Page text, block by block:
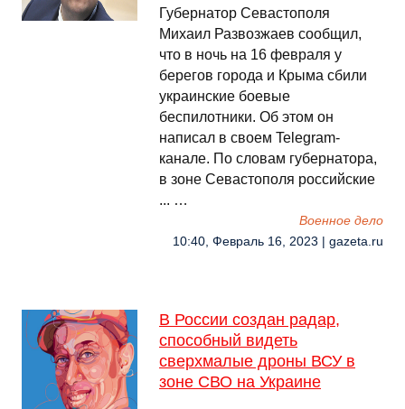
Губернатор Севастополя
Михаил Развозжаев сообщил,
что в ночь на 16 февраля у
берегов города и Крыма сбили
украинские боевые
беспилотники. Об этом он
написал в своем Telegram-
канале. По словам губернатора,
в зоне Севастополя российские
... …
Военное дело
10:40, Февраль 16, 2023 | gazeta.ru
В России создан радар,
способный видеть
сверхмалые дроны ВСУ в
зоне СВО на Украине